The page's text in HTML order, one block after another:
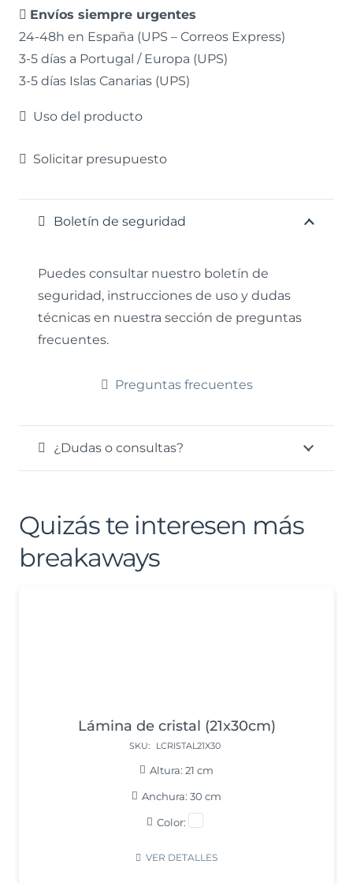
Envíos siempre urgentes
24-48h en España (UPS – Correos Express)
3-5 días a Portugal / Europa (UPS)
3-5 días Islas Canarias (UPS)
Uso del producto
Solicitar presupuesto
Boletín de seguridad
Puedes consultar nuestro boletín de
seguridad, instrucciones de uso y dudas
técnicas en nuestra sección de preguntas
frecuentes.
Preguntas frecuentes
¿Dudas o consultas?
Quizás te interesen más
breakaways
Resina en fragmentos
SKU: REFRAG
Material:Resina rompible
Cantidad por caja:0,25kg
Color:
VER DETALLES